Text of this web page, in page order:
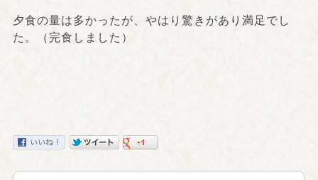
夕食の量は多かったが、やはり驚きがあり満足でし
た。（完食しました）